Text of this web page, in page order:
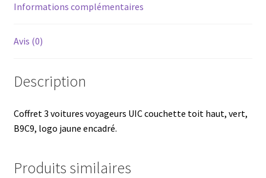
Informations complémentaires
Avis (0)
Description
Coffret 3 voitures voyageurs UIC couchette toit haut, vert,
B9C9, logo jaune encadré.
Produits similaires